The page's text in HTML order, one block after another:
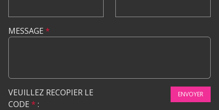
MESSAGE *
VEUILLEZ RECOPIER LE
CODE * :
ENVOYER